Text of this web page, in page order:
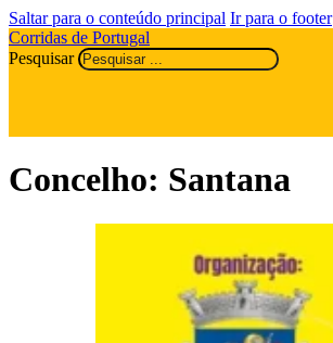
Saltar para o conteúdo principal Ir para o footer
Corridas de Portugal
Pesquisar
Concelho: Santana